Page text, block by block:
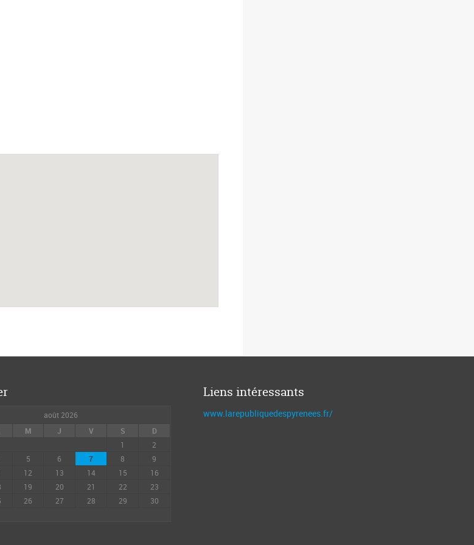
août 2026
M J V S
D
1
2
5 6 7 8
9
12 13 14 15
16
19 20 21 22
23
26 27 28 29
30
Liens intéressants
www.larepubliquedespyrenees.fr/